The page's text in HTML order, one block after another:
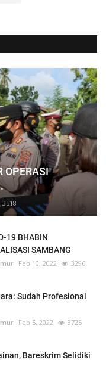
OPERASI
3518
19 BHABIN
SAMBANG
Feb 10, 2022 3296
Sudah Profesional
Feb 5, 2022 3725
Bareskrim Selidiki